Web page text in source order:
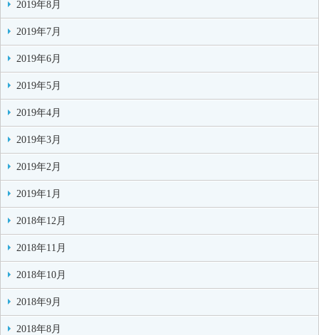
2019年8月
2019年7月
2019年6月
2019年5月
2019年4月
2019年3月
2019年2月
2019年1月
2018年12月
2018年11月
2018年10月
2018年9月
2018年8月